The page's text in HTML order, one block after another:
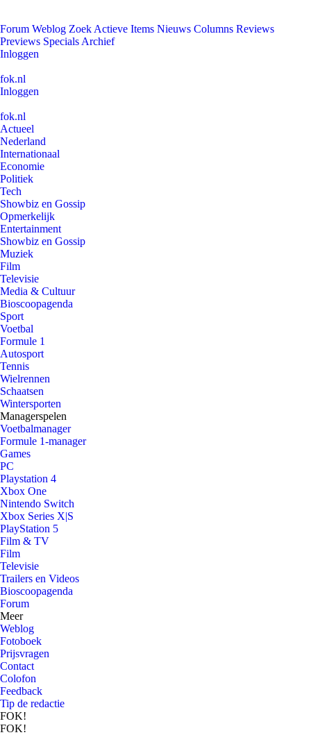
Forum Weblog Zoek Actieve Items Nieuws Columns Reviews
Previews Specials Archief
Inloggen
fok.nl
Inloggen
fok.nl
Actueel
Nederland
Internationaal
Economie
Politiek
Tech
Showbiz en Gossip
Opmerkelijk
Entertainment
Showbiz en Gossip
Muziek
Film
Televisie
Media & Cultuur
Bioscoopagenda
Sport
Voetbal
Formule 1
Autosport
Tennis
Wielrennen
Schaatsen
Wintersporten
Managerspelen
Voetbalmanager
Formule 1-manager
Games
PC
Playstation 4
Xbox One
Nintendo Switch
Xbox Series X|S
PlayStation 5
Film & TV
Film
Televisie
Trailers en Videos
Bioscoopagenda
Forum
Meer
Weblog
Fotoboek
Prijsvragen
Contact
Colofon
Feedback
Tip de redactie
FOK!
FOK!